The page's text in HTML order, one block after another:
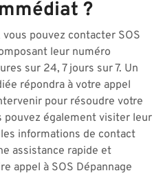
?
pouvez contacter SOS
leur numéro
sur 24, 7 jours sur 7. Un
répondra à votre appel
pour résoudre votre
pouvez également visiter leur
informations de contact
assistance rapide et
appel à SOS Dépannage